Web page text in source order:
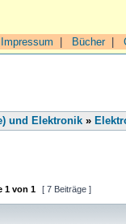
Impressum Bücher|
und Elektronik »
1 von 1 [ 7 Beiträge ]